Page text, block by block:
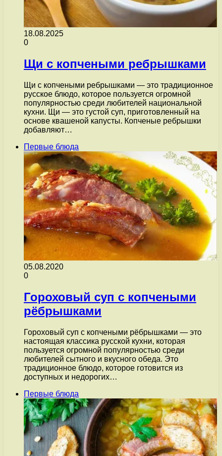
18.08.2025
0
Щи с копчеными ребрышками
Щи с копчеными ребрышками — это традиционное
русское блюдо, которое пользуется огромной
популярностью среди любителей национальной
кухни. Щи — это густой суп, приготовленный на
основе квашеной капусты. Копченые ребрышки
добавляют…
Первые блюда
05.08.2020
0
Гороховый суп с копчеными
рёбрышками
Гороховый суп с копчеными рёбрышками — это
настоящая классика русской кухни, которая
пользуется огромной популярностью среди
любителей сытного и вкусного обеда. Это
традиционное блюдо, которое готовится из
доступных и недорогих…
Первые блюда